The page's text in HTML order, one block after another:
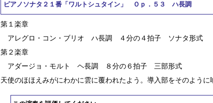
ピアノソナタ２１番「ワルトシュタイン」 Ｏｐ．５３ ハ長調
第１楽章
アレグロ・コン・ブリオ ハ長調 ４分の４拍子 ソナタ形式
第２楽章
アダージョ・モルト ヘ長調 ８分の６拍子 三部形式
天使のほほえみがにわかに雲に覆われたよう。導入部をそのように